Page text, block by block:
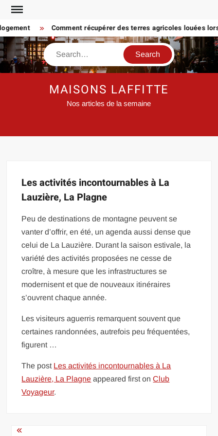
Skip
content
Comment récupérer des terres agricoles louées
Search
MAISONS LAFFITTE
Nos articles de la semaine
Les activités incontournables à La
Lauzière, La Plagne
Peu de destinations de montagne peuvent se
vanter d’offrir, en été, un agenda aussi dense que
celui de La Lauzière. Durant la saison estivale, la
variété des activités proposées ne cesse de
croître, à mesure que les infrastructures se
modernisent et que de nouveaux itinéraires
s’ouvrent chaque année.
Les visiteurs aguerris remarquent souvent que
certaines randonnées, autrefois peu fréquentées,
figurent …
The post Les activités incontournables à La
Lauzière, La Plagne appeared first onClub
Voyageur.